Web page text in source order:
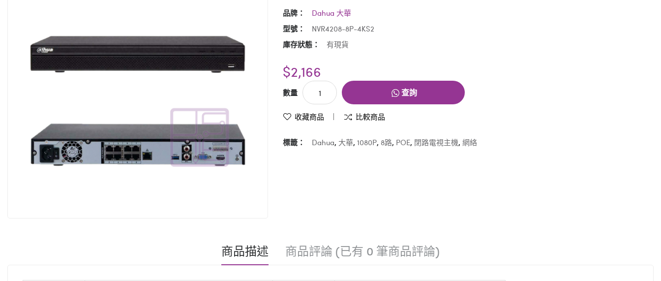
品牌：
Dahua 大華
型號：
NVR4208-8P-4KS2
庫存狀態：
有現貨
$2,166
數量 查詢
收藏商品 比較商品
標籤： Dahua, 大華, 1080P, 8路, POE, 閉路電視主機, 網絡
商品描述 商品評論 (已有 0 筆商品評論)